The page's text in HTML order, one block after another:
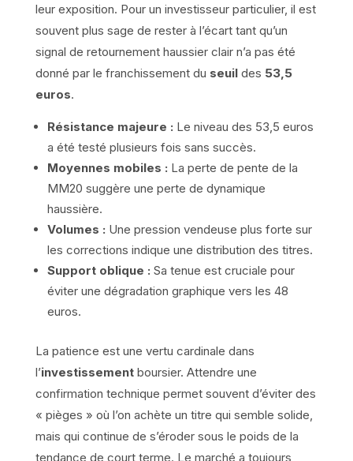
leur exposition. Pour un investisseur particulier, il est
souvent plus sage de rester à l’écart tant qu’un
signal de retournement haussier clair n’a pas été
donné par le franchissement du seuildes 53,5
euros.
Résistance majeure : Le niveau des 53,5 euros
a été testé plusieurs fois sans succès.
Moyennes mobiles : La perte de pente de la
MM20 suggère une perte de dynamique
haussière.
Volumes : Une pression vendeuse plus forte sur
les corrections indique une distribution des titres.
Support oblique : Sa tenue est cruciale pour
éviter une dégradation graphique vers les 48
euros.
La patience est une vertu cardinale dans
l’investissementboursier. Attendre une
confirmation technique permet souvent d’éviter des
« pièges » où l’on achète un titre qui semble solide,
mais qui continue de s’éroder sous le poids de la
tendance de court terme. Le marché a toujours